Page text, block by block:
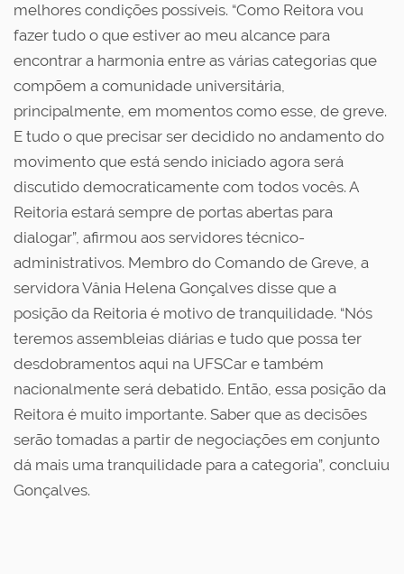
melhores condições possíveis. “Como Reitora vou
fazer tudo o que estiver ao meu alcance para
encontrar a harmonia entre as várias categorias que
compõem a comunidade universitária,
principalmente, em momentos como esse, de greve.
E tudo o que precisar ser decidido no andamento do
movimento que está sendo iniciado agora será
discutido democraticamente com todos vocês. A
Reitoria estará sempre de portas abertas para
dialogar”, afirmou aos servidores técnico-
administrativos. Membro do Comando de Greve, a
servidora Vânia Helena Gonçalves disse que a
posição da Reitoria é motivo de tranquilidade. “Nós
teremos assembleias diárias e tudo que possa ter
desdobramentos aqui na UFSCar e também
nacionalmente será debatido. Então, essa posição da
Reitora é muito importante. Saber que as decisões
serão tomadas a partir de negociações em conjunto
dá mais uma tranquilidade para a categoria”, concluiu
Gonçalves.